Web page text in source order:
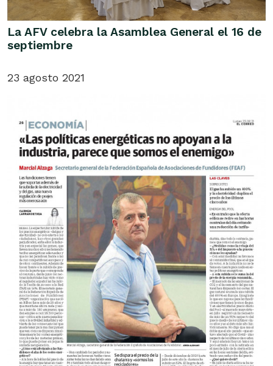
La AFV celebra la Asamblea General el 16 de
septiembre
23 agosto 2021